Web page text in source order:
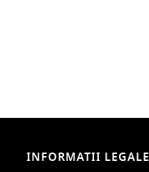
INFORMATII LEGALE